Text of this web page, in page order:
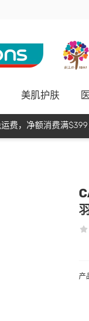
美肌护肤
费，净额消费满$399
产